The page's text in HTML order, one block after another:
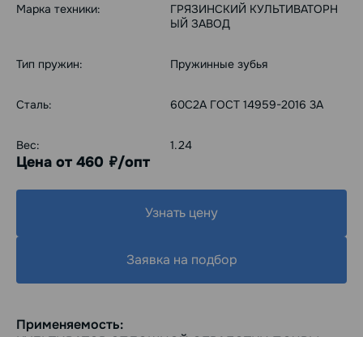
Марка техники:
ГРЯЗИНСКИЙ КУЛЬТИВАТОРН
ЫЙ ЗАВОД
Тип пружин: Пружинные зубья
Сталь: 60С2А ГОСТ 14959-2016 3А
Вес: 1.24
Цена от 460 руб./опт
Узнать цену
Заявка на подбор
Применяемость: